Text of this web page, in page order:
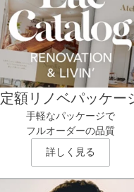
定額リノベパッケー
手軽なパッケージで
フルオーダーの品質
詳しく見る